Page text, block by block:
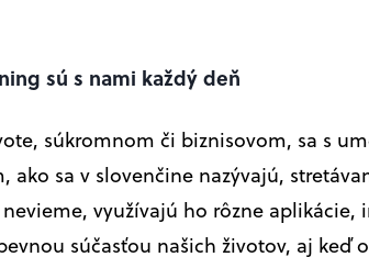
sú s nami každý deň
súkromnom či biznisovom, sa s
ako sa v slovenčine nazývajú,
využívajú ho rôzne aplikácie,
súčasťou našich životov, aj keď